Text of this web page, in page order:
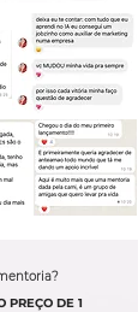
PREÇO DE 1